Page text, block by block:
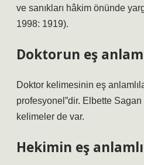
ve sanıkları hâkim önünde
1998: 1919).
Doktorun eş
Doktor kelimesinin eş
profesyonel”dir. Elbette
kelimeler de var.
Hekimin eş